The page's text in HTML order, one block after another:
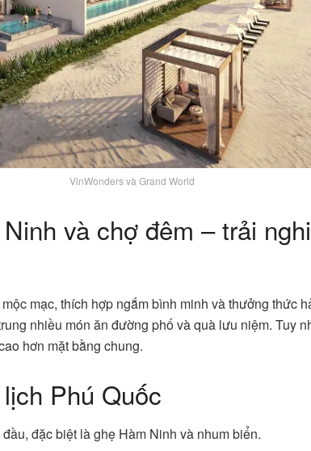
VinWonders và Grand World
và chợ đêm – trải
mạc, thích hợp ngắm bình minh và thưởng thức
nhiều món ăn đường phố và quà lưu niệm. Tuy
hơn mặt bằng chung.
Phú Quốc
đặc biệt là ghẹ Hàm Ninh và nhum biển.